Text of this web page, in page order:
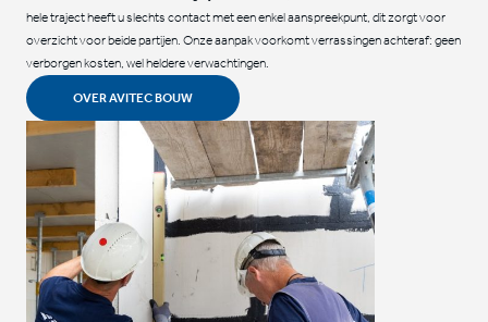
hele traject heeft u slechts contact met een enkel aanspreekpunt, dit zorgt voor
overzicht voor beide partijen. Onze aanpak voorkomt verrassingen achteraf: geen
verborgen kosten, wel heldere verwachtingen.
OVER AVITEC BOUW